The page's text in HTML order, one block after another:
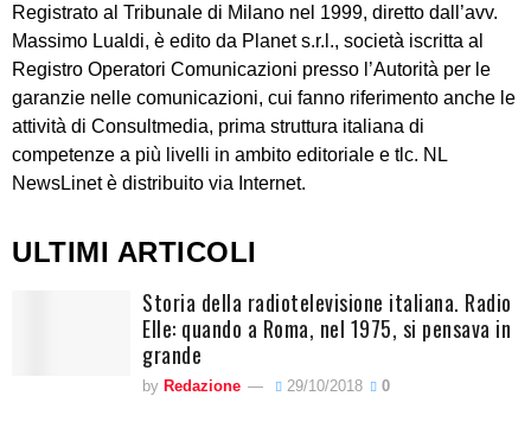
Registrato al Tribunale di Milano nel 1999, diretto dall’avv.
Massimo Lualdi, è edito da Planet s.r.l., società iscritta al
Registro Operatori Comunicazioni presso l’Autorità per le
garanzie nelle comunicazioni, cui fanno riferimento anche le
attività di Consultmedia, prima struttura italiana di
competenze a più livelli in ambito editoriale e tlc. NL
NewsLinet è distribuito via Internet.
ULTIMI ARTICOLI
Storia della radiotelevisione italiana. Radio
Elle: quando a Roma, nel 1975, si pensava in
grande
by Redazione 29/10/2018 0